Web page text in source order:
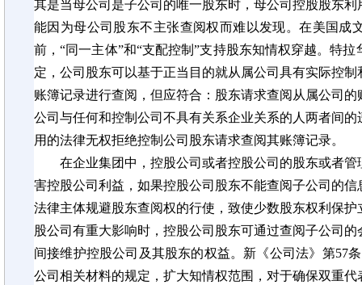
其是当母公司是子公司的唯一股东时，母公司控股股东
能因为母公司股东不主张查阅权而难以发现。在美国成
前，“同一主体”和“支配控制”支持股东知情权穿越。特
定，公司股东可以基于正当目的就从属公司具有实际控
账簿记录进行查阅，但应符合：股东请求查阅从属公司
公司与任何和控制公司不具有关系企业关系的人两者间
用的法律无权拒绝控制公司股东请求查阅其账簿记录。
在企业集团中，控股公司或者控股公司的股东或者
害控股公司利益，如果控股公司股东不能查阅子公司的
法律主体规避股东查阅权的行使，致使少数股东权利保
股公司有重大影响时，控股公司股东可通过查阅子公司
间接维护控股公司及其股东的权益。新《公司法》第57
公司相关材料的规定，扩大知情权范围，对于确保双重